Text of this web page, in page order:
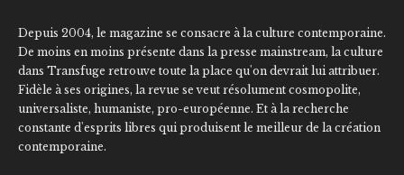
Depuis 2004, le magazine se consacre à la culture contemporaine.
De moins en moins présente dans la presse mainstream, la culture
dans Transfuge retrouve toute la place qu'on devrait lui attribuer.
Fidèle à ses origines, la revue se veut résolument cosmopolite,
universaliste, humaniste, pro-européenne. Et à la recherche
constante d'esprits libres qui produisent le meilleur de la création
contemporaine.